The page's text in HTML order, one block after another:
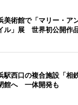
美術館で「マリー・ア
ル」展 世界初公開作
駅西口の複合施設「相
館へ 一体開発も